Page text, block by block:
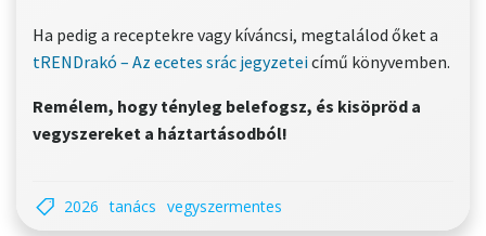
Ha pedig a receptekre vagy kíváncsi, megtalálod őket a
tRENDrakó – Az ecetes srác jegyzetei című könyvemben.
Remélem, hogy tényleg belefogsz, és kisöpröd a
vegyszereket a háztartásodból!
2026 tanács vegyszermentes